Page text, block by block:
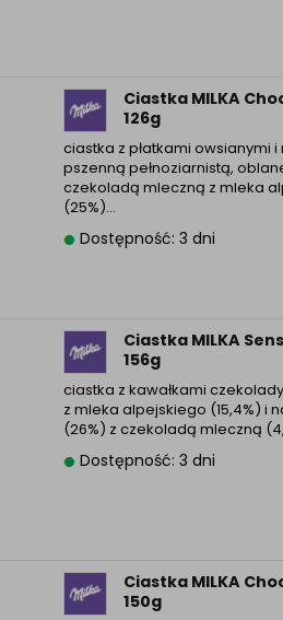
Ciastka MILKA
126g
ciastka z płatkami owsianymi i
pszenną pełnoziarnistą,
czekoladą mleczną z mleka
(25%)…
Dostępność: 3 dni
Ciastka MILKA
156g
ciastka z kawałkami
z mleka alpejskiego (15,4%) i
(26%) z czekoladą mleczną
Dostępność: 3 dni
Ciastka MILKA
150g